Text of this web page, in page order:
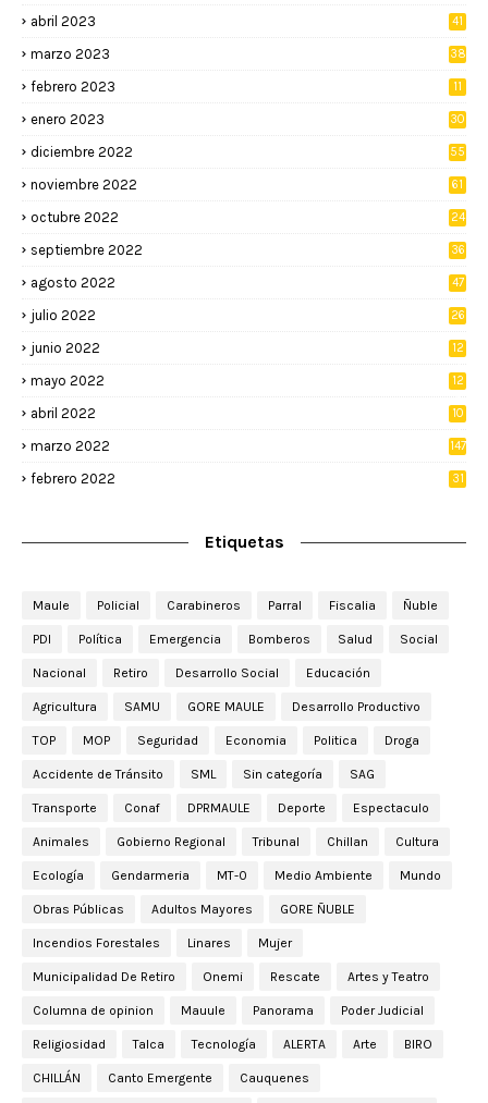
abril 2023 41
marzo 2023 38
febrero 2023 11
enero 2023 30
diciembre 2022 55
noviembre 2022 61
octubre 2022 24
septiembre 2022 36
agosto 2022 47
julio 2022 26
junio 2022
12
mayo 2022
12
abril 2022
10
marzo 2022 147
febrero 2022 31
Etiquetas
Maule Policial Carabineros Parral Fiscalia Ñuble
PDI Política Emergencia Bomberos Salud Social
Nacional Retiro Desarrollo Social Educación
Agricultura SAMU GORE MAULE Desarrollo Productivo
TOP MOP Seguridad Economia Politica Droga
Accidente de Tránsito SML Sin categoría SAG
Transporte Conaf DPRMAULE Deporte Espectaculo
Animales Gobierno Regional Tribunal Chillan Cultura
Ecología Gendarmeria MT-0 Medio Ambiente Mundo
Obras Públicas Adultos Mayores GORE ÑUBLE
Incendios Forestales Linares Mujer
Municipalidad De Retiro Onemi Rescate Artes y Teatro
Columna de opinion Mauule Panorama Poder Judicial
Religiosidad Talca Tecnología ALERTA Arte BIRO
CHILLÁN Canto Emergente Cauquenes